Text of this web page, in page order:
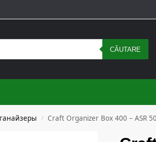
CĂUTARE
/ Craft Organizer Box 400 – ASR